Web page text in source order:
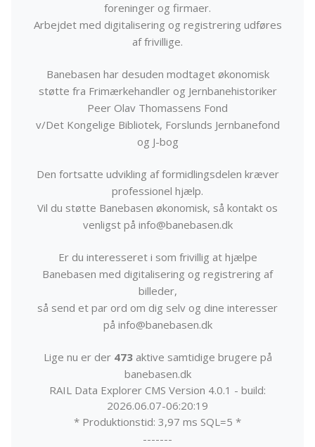
foreninger og firmaer.
Arbejdet med digitalisering og registrering udføres
af frivillige.
Banebasen har desuden modtaget økonomisk
støtte fra Frimærkehandler og Jernbanehistoriker
Peer Olav Thomassens Fond
v/Det Kongelige Bibliotek, Forslunds Jernbanefond
og J-bog
Den fortsatte udvikling af formidlingsdelen kræver
professionel hjælp.
Vil du støtte Banebasen økonomisk, så kontakt os
venligst på info@banebasen.dk
Er du interesseret i som frivillig at hjælpe
Banebasen med digitalisering og registrering af
billeder,
så send et par ord om dig selv og dine interesser
på info@banebasen.dk
Lige nu er der 473aktive samtidige brugere på
banebasen.dk
RAIL Data Explorer CMS Version 4.0.1 - build:
2026.06.07-06:20:19
* Produktionstid: 3,97 ms SQL=5 *
-------